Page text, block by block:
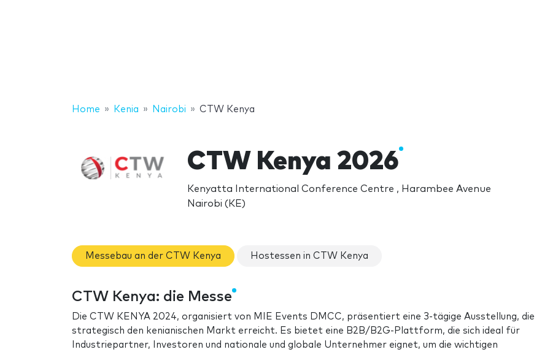
Home Kenia Nairobi CTW Kenya
CTW Kenya 2026
Kenyatta International Conference Centre , Harambee Avenue
Nairobi (KE)
Messebau an der CTW Kenya Hostessen in CTW Kenya
CTW Kenya: die Messe
Die CTW KENYA 2024, organisiert von MIE Events DMCC, präsentiert eine 3-tägige Ausstellung, die
strategisch den kenianischen Markt erreicht. Es bietet eine B2B/B2G-Plattform, die sich ideal für
Industriepartner, Investoren und nationale und globale Unternehmer eignet, um die wichtigen